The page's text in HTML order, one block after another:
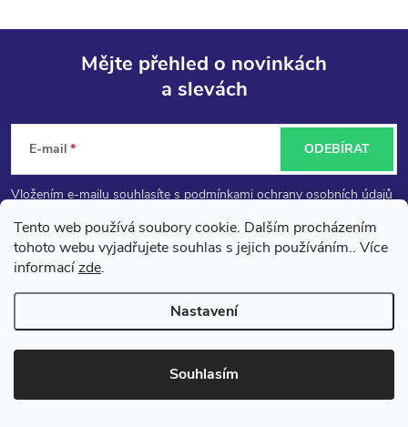
Tento web používá soubory cookie. Dalším procházením
tohoto webu vyjadřujete souhlas s jejich používáním.. Více
informacízde.
Nastavení
Souhlasím
p
a
Mějte přehled o novinkách
a slevách
E-mail
Vložením e-mailu souhlasíte s podmínkami ochrany osobních údajů
ODEBÍRAT